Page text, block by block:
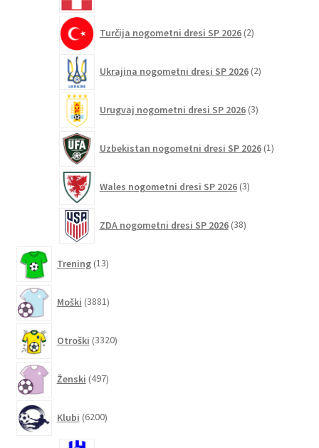
Turčija nogometni dresi SP 2026 2izdelka
Ukrajina nogometni dresi SP 2026 2izdelka
Urugvaj nogometni dresi SP 2026 3izdelki
Uzbekistan nogometni dresi SP 2026 1izdelek
Wales nogometni dresi SP 2026 3izdelki
ZDA nogometni dresi SP 2026 38izdelkov
Trening 13izdelkov
Moški 3881izdelkov
Otroški 3320izdelkov
Ženski 497izdelkov
Klubi 6200izdelkov